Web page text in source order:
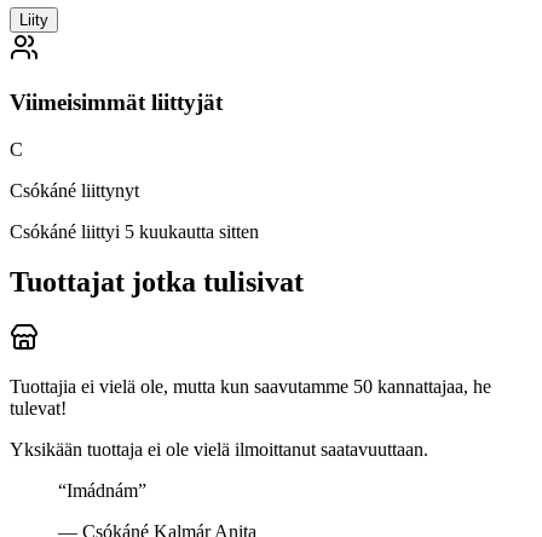
Liity
Viimeisimmät liittyjät
C
Csókáné liittynyt
Csókáné liittyi 5 kuukautta sitten
Tuottajat jotka tulisivat
Tuottajia ei vielä ole, mutta kun saavutamme 50 kannattajaa, he
tulevat!
Yksikään tuottaja ei ole vielä ilmoittanut saatavuuttaan.
“Imádnám”
— Csókáné Kalmár Anita